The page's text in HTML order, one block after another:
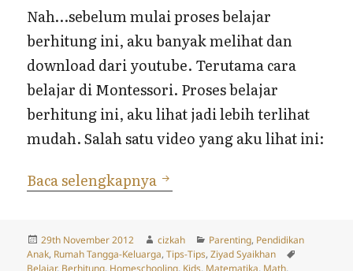
Nah…sebelum mulai proses belajar
berhitung ini, aku banyak melihat dan
download dari youtube. Terutama cara
belajar di Montessori. Proses belajar
berhitung ini, aku lihat jadi lebih terlihat
mudah. Salah satu video yang aku lihat ini:
Baca selengkapnya Belajar Berhitung
Posted
on
29th November 2012 Author
cizkah Categories
Parenting, Pendidikan
Anak, Rumah Tangga-Keluarga,Tips-Tips,Ziyad Syaikhan